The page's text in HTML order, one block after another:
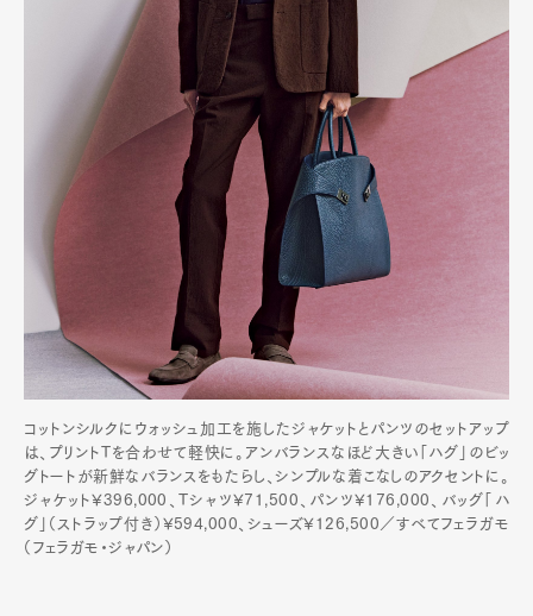
コットンシルクにウォッシュ加工を施したジャケットとパンツのセットアップ
は、プリントTを合わせて軽快に。アンバランスなほど大きい「ハグ」のビッ
グトートが新鮮なバランスをもたらし、シンプルな着こなしのアクセントに。
ジャケット¥396,000、Tシャツ¥71,500、パンツ¥176,000、バッグ「ハ
グ」（ストラップ付き）¥594,000、シューズ¥126,500／すべてフェラガモ
（フェラガモ・ジャパン）